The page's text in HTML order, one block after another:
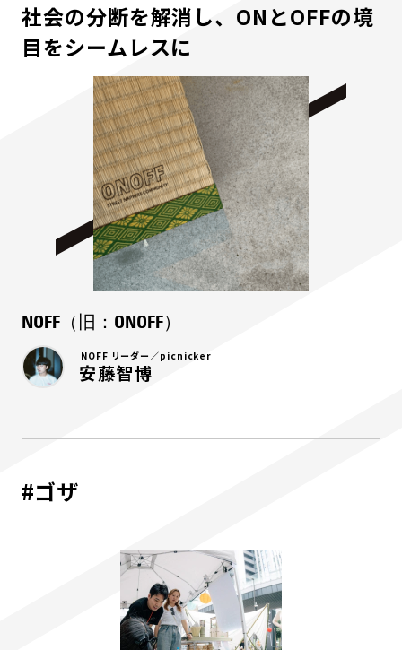
社会の分断を解消し、ONとOFFの境
目をシームレスに
NOFF（旧：ONOFF）
NOFF リーダー／picnicker
安藤智博
#ゴザ